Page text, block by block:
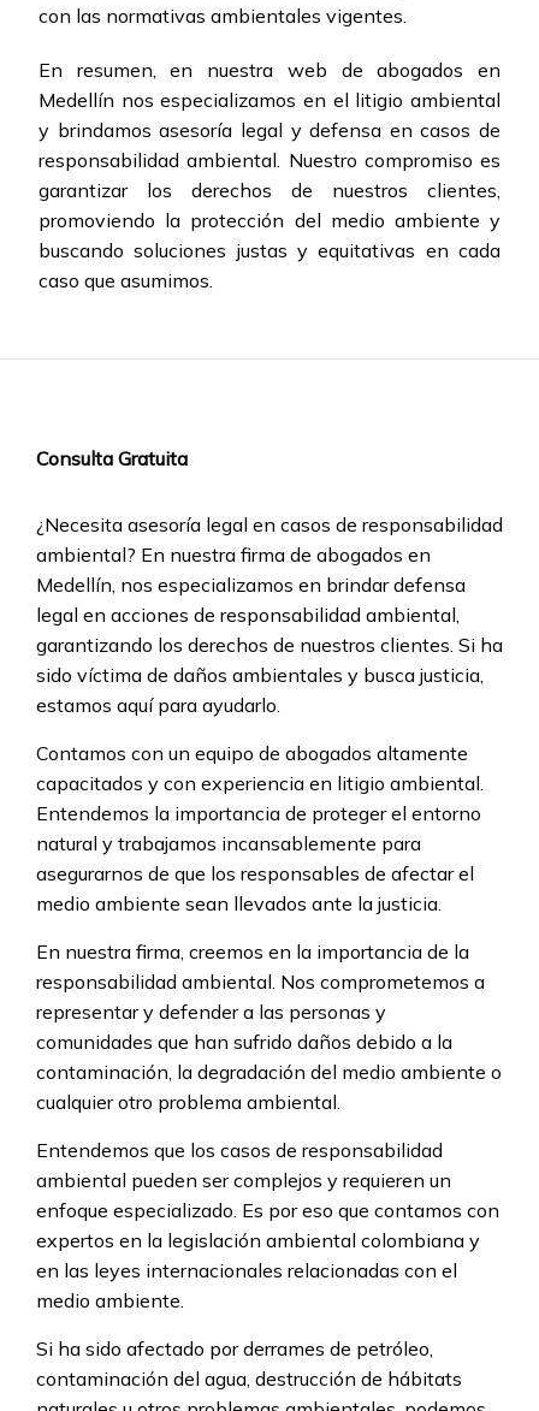
con las normativas ambientales vigentes.
En resumen, en nuestra web de abogados en
Medellín nos especializamos en el litigio ambiental
y brindamos asesoría legal y defensa en casos de
responsabilidad ambiental. Nuestro compromiso es
garantizar los derechos de nuestros clientes,
promoviendo la protección del medio ambiente y
buscando soluciones justas y equitativas en cada
caso que asumimos.
Consulta Gratuita
¿Necesita asesoría legal en casos de responsabilidad
ambiental? En nuestra firma de abogados en
Medellín, nos especializamos en brindar defensa
legal en acciones de responsabilidad ambiental,
garantizando los derechos de nuestros clientes. Si ha
sido víctima de daños ambientales y busca justicia,
estamos aquí para ayudarlo.
Contamos con un equipo de abogados altamente
capacitados y con experiencia en litigio ambiental.
Entendemos la importancia de proteger el entorno
natural y trabajamos incansablemente para
asegurarnos de que los responsables de afectar el
medio ambiente sean llevados ante la justicia.
En nuestra firma, creemos en la importancia de la
responsabilidad ambiental. Nos comprometemos a
representar y defender a las personas y
comunidades que han sufrido daños debido a la
contaminación, la degradación del medio ambiente o
cualquier otro problema ambiental.
Entendemos que los casos de responsabilidad
ambiental pueden ser complejos y requieren un
enfoque especializado. Es por eso que contamos con
expertos en la legislación ambiental colombiana y
en las leyes internacionales relacionadas con el
medio ambiente.
Si ha sido afectado por derrames de petróleo,
contaminación del agua, destrucción de hábitats